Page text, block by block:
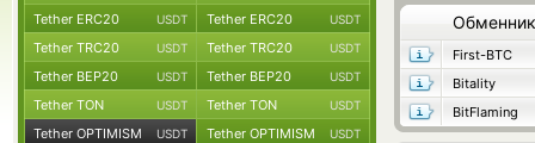
Обменник
First-BTC
Bitality
BitFlaming
Tether ERC20 USDT Tether ERC20 USDT
Tether TRC20 USDT Tether TRC20 USDT
Tether BEP20 USDT Tether BEP20 USDT
Tether TON USDT Tether TON USDT
Tether OPTIMISM USDT Tether OPTIMISM USDT